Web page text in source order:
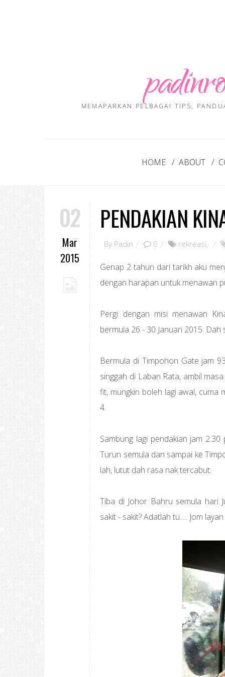
MEMAPARKAN PELBAGAI TIPS,
HOME ABOUT
02
Mar
2015
PENDAKIAN
By Padin 0 rekreasi,
Genap 2 tahun dari tarikh aku
dengan harapan untuk menawan
Pergi dengan misi menawan
bermula 26 - 30 Januari 2015. Dah
Bermula di Timpohon Gate jam
singgah di Laban Rata, ambil
fit, mungkin boleh lagi awal, cuma
4.
Sambung lagi pendakian jam
Turun semula dan sampai ke
lah, lutut dah rasa nak tercabut.
Tiba di Johor Bahru semula hari
sakit - sakit? Adatlah tu..... Jom